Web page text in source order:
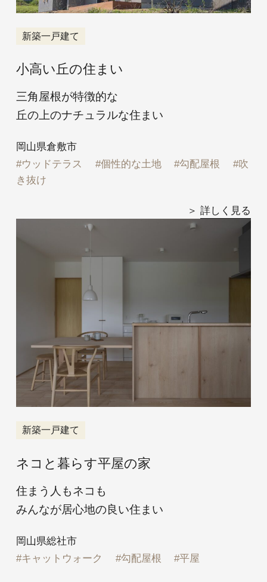
新築一戸建て
小高い丘の住まい
三角屋根が特徴的な
丘の上のナチュラルな住まい
岡山県倉敷市
ウッドテラス
個性的な土地 勾配屋根
吹
き抜け
詳しく見る
新築一戸建て
ネコと暮らす平屋の家
住まう人もネコも
みんなが居心地の良い住まい
岡山県総社市
キャットウォーク
勾配屋根 平屋